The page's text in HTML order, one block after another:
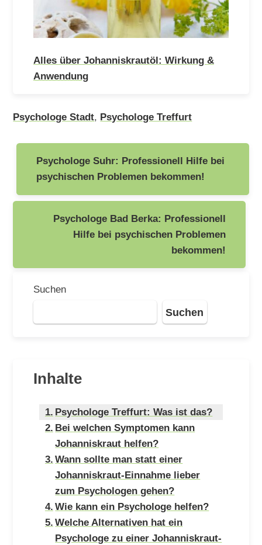
Alles über Johanniskrautöl: Wirkung &
Anwendung
Psychologe Stadt, Psychologe Treffurt
Beitragsnavigation
Psychologe Suhr: Professionell Hilfe bei
psychischen Problemen bekommen!
Psychologe Bad Berka: Professionell
Hilfe bei psychischen Problemen
bekommen!
Suchen
Suchen
Inhalte
Psychologe Treffurt: Was ist das?
Bei welchen Symptomen kann
Johanniskraut helfen?
Wann sollte man statt einer
Johanniskraut-Einnahme lieber
zum Psychologen gehen?
Wie kann ein Psychologe helfen?
Welche Alternativen hat ein
Psychologe zu einer Johanniskraut-